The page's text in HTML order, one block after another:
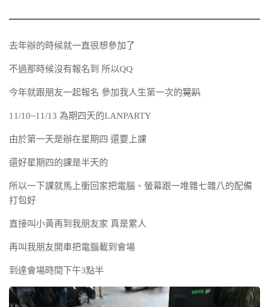
去年辦的時候就一直很想參加了
不過那時候沒有報名到 所以QQ
今年就跟朋友一起報名 參加我人生第一次的覽趴
11/10~11/13 為期四天的LANPARTY
由於第一天是辦在星期四 還要上課
還好星期四的課是半天的
所以一下課就馬上衝回家把電腦、螢幕跟一堆雜七雜八的配備
打包好
直接叫小黃再到我朋友家 真是累人
再叫我朋友開車把電腦載到會場
到達會場時間下午3點半